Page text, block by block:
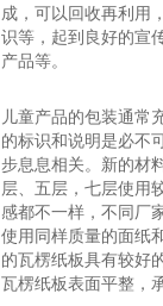
成，可以回收再利用
识等，起到良好的宣
产品等。
儿童产品的包装通常
的标识和说明是必不
步息息相关。新的材
层、五层，七层使用
感都不一样，不同厂
使用同样质量的面纸
的瓦楞纸板具有较好
瓦楞纸板表面平整，